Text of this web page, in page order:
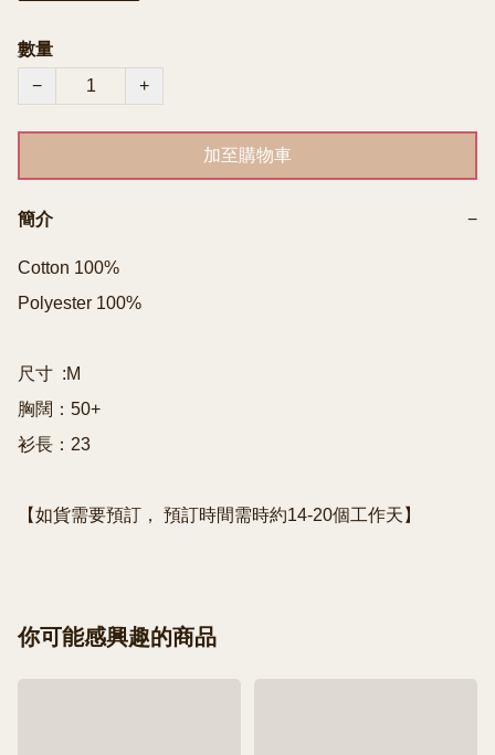
數量
−
+
加至購物車
簡介 −
Cotton 100%
Polyester 100%
尺寸  :M
胸闊：50+
衫長：23
【如貨需要預訂， 預訂時間需時約14-20個工作天】
你可能感興趣的商品